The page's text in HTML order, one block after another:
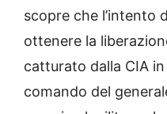
scopre che l’intento
ottenere la
catturato dalla CIA
comando del